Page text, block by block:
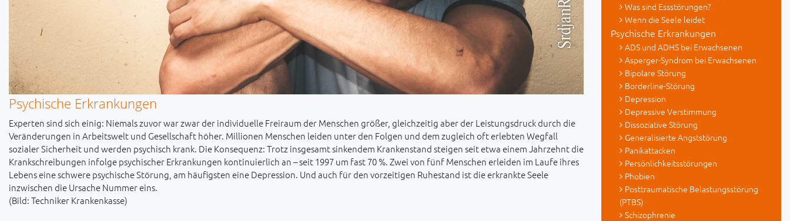
Psychische Erkrankungen
Experten sind sich einig: Niemals zuvor war zwar der individuelle Freiraum der Menschen größer, gleichzeitig aber der Leistungsdruck durch die
Veränderungen in Arbeitswelt und Gesellschaft höher. Millionen Menschen leiden unter den Folgen und dem zugleich oft erlebten Wegfall
sozialer Sicherheit und werden psychisch krank. Die Konsequenz: Trotz insgesamt sinkendem Krankenstand steigen seit etwa einem Jahrzehnt die
Krankschreibungen infolge psychischer Erkrankungen kontinuierlich an – seit 1997 um fast 70 %. Zwei von fünf Menschen erleiden im Laufe ihres
Lebens eine schwere psychische Störung, am häufigsten eine Depression. Und auch für den vorzeitigen Ruhestand ist die erkrankte Seele
inzwischen die Ursache Nummer eins.
(Bild: Techniker Krankenkasse)
Was sind Essstörungen?
Wenn die Seele leidet
Psychische Erkrankungen
ADS und ADHS bei Erwachsenen
Asperger-Syndrom bei Erwachsenen
Bipolare Störung
Borderline-Störung
Depression
Depressive Verstimmung
Dissoziative Störung
Generalisierte Angststörung
Panikattacken
Persönlichkeitsstörungen
Phobien
Posttraumatische Belastungsstörung
(PTBS)
Schizophrenie